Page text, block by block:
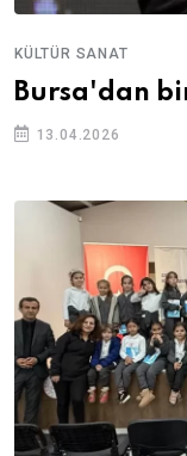
KÜLTÜR SANAT
Bursa'dan
13.04.2026